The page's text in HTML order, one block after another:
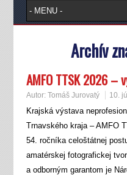
Archív
AMFO TTSK 2026 –
Autor: Tomáš Jurovatý 10.
Krajská výstava
Trnavského kraja – AMFO
54. ročníka celoštátnej
amatérskej fotografickej
a odborným garantom je